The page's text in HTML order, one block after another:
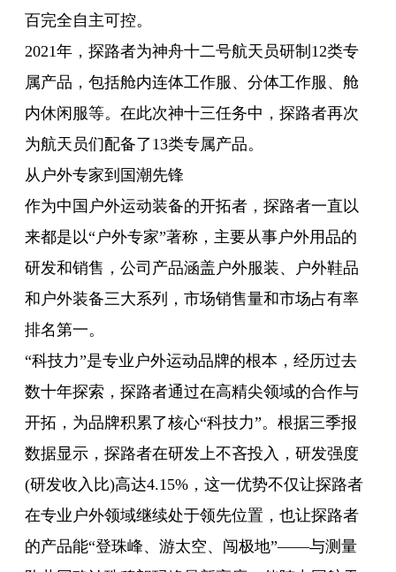
百完全自主可控。
2021年，探路者为神舟十二号航天员研制12类专
属产品，包括舱内连体工作服、分体工作服、舱
内休闲服等。在此次神十三任务中，探路者再次
为航天员们配备了13类专属产品。
从户外专家到国潮先锋
作为中国户外运动装备的开拓者，探路者一直以
来都是以“户外专家”著称，主要从事户外用品的
研发和销售，公司产品涵盖户外服装、
户外鞋品
和户外装备三大系列，市场销售量和市场占有率
排名第一。
“科技力”是专业户外运动品牌的根本，经历过去
数十年探索，探路者通过在高精尖领域的合作与
开拓，为品牌积累了核心“科技力”。根据三季报
数据显示，探路者在研发上不吝投入，研发强度
(研发收入比)高达4.15%，这一优势不仅让探路者
在专业户外领域继续处于领先位置，也让探路者
的产品能“登珠峰、游太空、闯极地”——与测量